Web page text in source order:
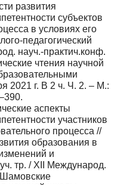
развития
субъектов
в условиях его
педагогический
науч.-практич.конф.
чтения научной
2021 г. В 2 ч. Ч. 2. – М.:
аспекты
участников
процесса //
образования в
и
тр. / XII Междуна­род.